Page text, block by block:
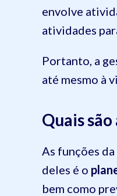
envolve
atividades
Portanto, a
até mesmo à
Quais
As funções
deles é o
bem como